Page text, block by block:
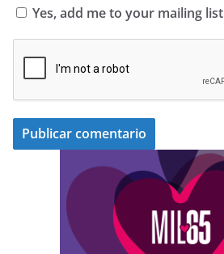
Yes, add me to your mailing list